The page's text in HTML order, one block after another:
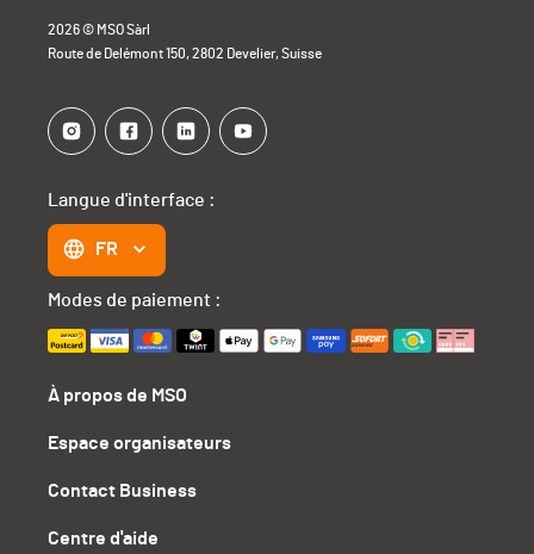
2026 © MSO Sàrl
Route de Delémont 150, 2802 Develier, Suisse
À propos de MSO
Espace organisateurs
Contact Business
Centre d'aide
Langue d'interface :
FR
Modes de paiement :